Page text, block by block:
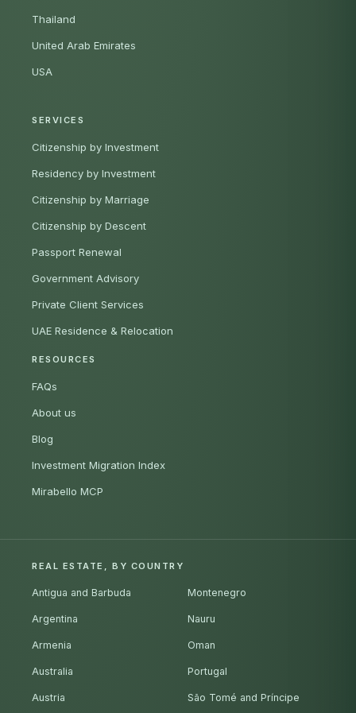
Thailand
United Arab Emirates
USA
SERVICES
Citizenship by Investment
Residency by Investment
Citizenship by Marriage
Citizenship by Descent
Passport Renewal
Government Advisory
Private Client Services
UAE Residence & Relocation
RESOURCES
FAQs
About us
Blog
Investment Migration Index
Mirabello MCP
REAL ESTATE, BY COUNTRY
Antigua and Barbuda
Argentina
Armenia
Australia
Austria
Montenegro
Nauru
Oman
Portugal
São Tomé and Príncipe